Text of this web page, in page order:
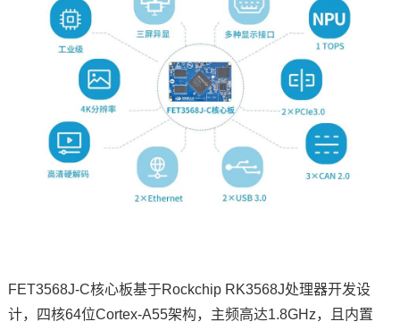
FET3568J-C核心板基于Rockchip RK3568J处理器开发设
计，四核64位Cortex-A55架构，主频高达1.8GHz，且内置